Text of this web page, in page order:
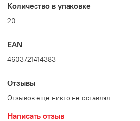
Артикул 2738
листами плотной полисинтетической
Уникальная бумага нового поколения
полипропиленовой смолы, прошедшей
титана для придания белизны и матовости.
Количество в упаковке
20
EAN
4603721414383
Отзывы
Отзывов еще никто не оставлял
Написать отзыв